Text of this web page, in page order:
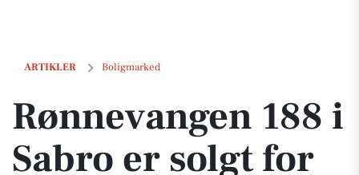
ARTIKLER Boligmarked
Rønnevangen 188 i Sabro er solgt for 2.598.000 - se køberen og 3
Rønnevangen 188 i
Sabro er solgt for